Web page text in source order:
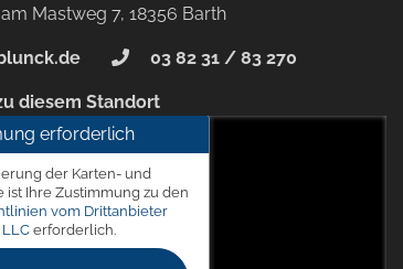
Mastweg 7, 18356 Barth
03 82 31 / 83 270
diesem Standort
erforderlich
der Karten- und
ist Ihre Zustimmung zu den
vom Drittanbieter
erforderlich.